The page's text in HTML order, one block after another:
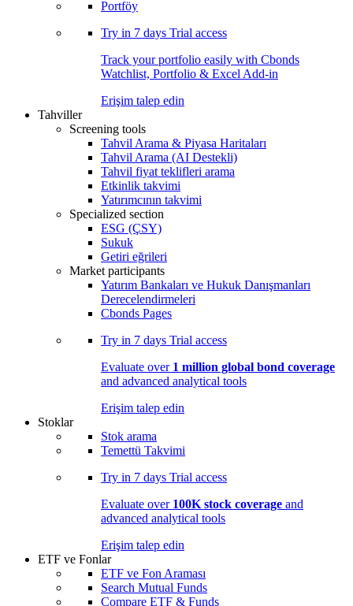
Portföy
Try in 7 days Trial access
Track your portfolio easily with Cbonds
Watchlist, Portfolio & Excel Add-in
Erişim talep edin
Tahviller
Screening tools
Tahvil Arama & Piyasa Haritaları
Tahvil Arama (AI Destekli)
Tahvil fiyat teklifleri arama
Etkinlik takvimi
Yatırımcının takvimi
Specialized section
ESG (ÇSY)
Sukuk
Getiri eğrileri
Market participants
Yatırım Bankaları ve Hukuk Danışmanları
Derecelendirmeleri
Cbonds Pages
Try in 7 days Trial access
Evaluate over 1 million global bond coverage
and advanced analytical tools
Erişim talep edin
Stoklar
Stok arama
Temettü Takvimi
Try in 7 days Trial access
Evaluate over 100K stock coverage and
advanced analytical tools
Erişim talep edin
ETF ve Fonlar
ETF ve Fon Araması
Search Mutual Funds
Compare ETF & Funds